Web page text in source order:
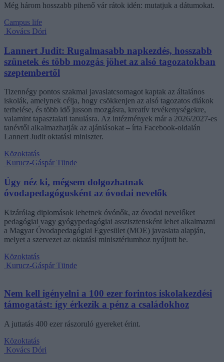
Még három hosszabb pihenő vár rátok idén: mutatjuk a dátumokat.
Campus life
Kovács Dóri
Lannert Judit: Rugalmasabb napkezdés, hosszabb
szünetek és több mozgás jöhet az alsó tagozatokban
szeptembertől
Tizennégy pontos szakmai javaslatcsomagot kaptak az általános
iskolák, amelynek célja, hogy csökkenjen az alsó tagozatos diákok
terhelése, és több idő jusson mozgásra, kreatív tevékenységekre,
valamint tapasztalati tanulásra. Az intézmények már a 2026/2027-es
tanévtől alkalmazhatják az ajánlásokat – írta Facebook-oldalán
Lannert Judit oktatási miniszter.
Közoktatás
Kurucz-Gáspár Tünde
Úgy néz ki, mégsem dolgozhatnak
óvodapedagógusként az óvodai nevelők
Kizárólag diplomások lehetnek óvónők, az óvodai nevelőket
pedagógiai vagy gyógypedagógiai asszisztensként lehet alkalmazni
a Magyar Óvodapedagógiai Egyesület (MOE) javaslata alapján,
melyet a szervezet az oktatási minisztériumhoz nyújtott be.
Közoktatás
Kurucz-Gáspár Tünde
Nem kell igényelni a 100 ezer forintos iskolakezdési
támogatást: így érkezik a pénz a családokhoz
A juttatás 400 ezer rászoruló gyereket érint.
Közoktatás
Kovács Dóri